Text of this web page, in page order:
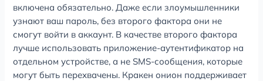
включена обязательно. Даже если злоумышленники
узнают ваш пароль, без второго фактора они не
смогут войти в аккаунт. В качестве второго фактора
лучше использовать приложение-аутентификатор на
отдельном устройстве, а не SMS-сообщения, которые
могут быть перехвачены. Кракен онион поддерживает